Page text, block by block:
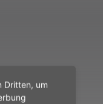
Dritten, um